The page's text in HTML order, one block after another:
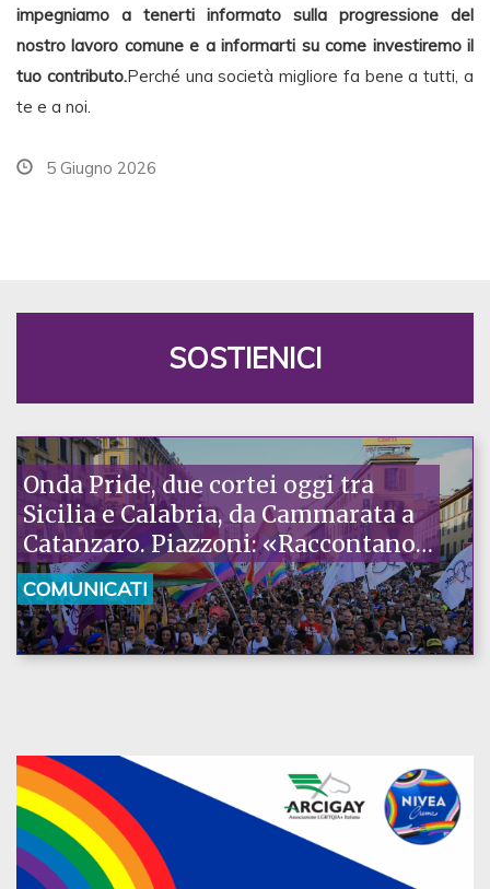
impegniamo a tenerti informato sulla progressione del
nostro lavoro comune e a informarti su come investiremo il
tuo contributo.Perché una società migliore fa bene a tutti, a
te e a noi.
5 Giugno 2026
SOSTIENICI
Onda Pride, due cortei oggi tra
Sicilia e Calabria, da Cammarata a
Catanzaro. Piazzoni: «Raccontano
la nostra ostinazione»
COMUNICATI